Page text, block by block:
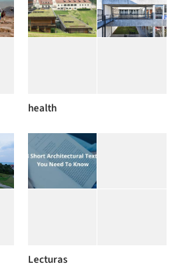
health
Lecturas